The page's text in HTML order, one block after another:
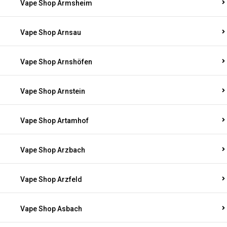
Vape Shop Armsheim
Vape Shop Arnsau
Vape Shop Arnshöfen
Vape Shop Arnstein
Vape Shop Artamhof
Vape Shop Arzbach
Vape Shop Arzfeld
Vape Shop Asbach